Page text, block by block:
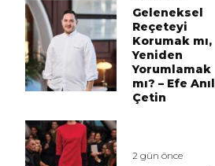
Geleneksel
Reçeteyi
Korumak mı,
Yeniden
Yorumlamak
mı? – Efe Anıl
Çetin
2 gün önce